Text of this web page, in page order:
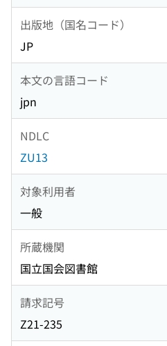
出版地（国名コード）
JP
本文の言語コード
jpn
NDLC
ZU13
対象利用者
一般
所蔵機関
国立国会図書館
請求記号
Z21-235